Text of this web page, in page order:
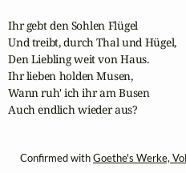
Ihr gebt den Sohlen Flügel
Und treibt, durch Thal und Hügel,
Den Liebling weit von Haus.
Ihr lieben holden Musen,
Wann ruh' ich ihr am Busen
Auch endlich wieder aus?
Confirmed withGoethe's Werke,